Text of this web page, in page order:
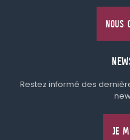
NOUS
Restez informé des
JE